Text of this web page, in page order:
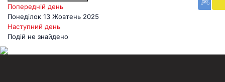
Попередній день
Понеділок 13 Жовтень 2025
Наступний день
Подій не знайдено